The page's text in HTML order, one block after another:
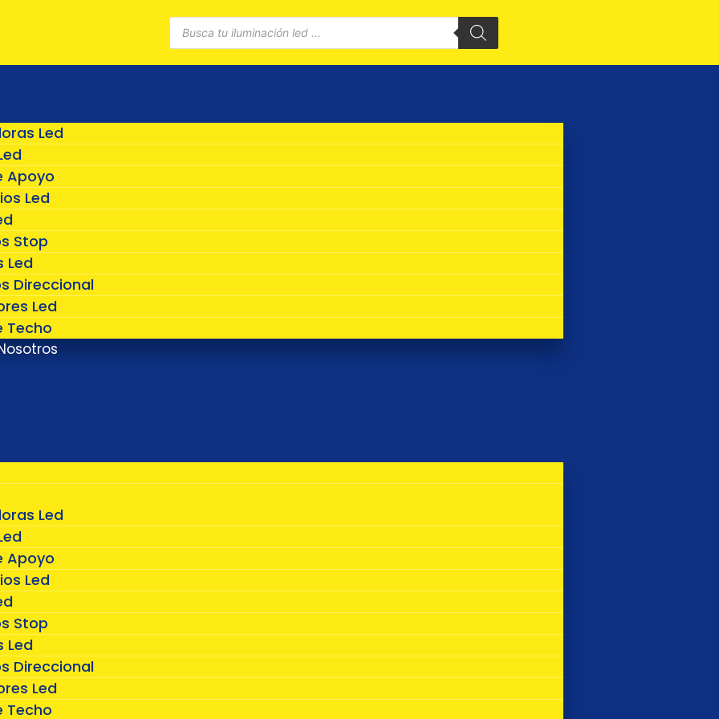
Búsqueda
de
productos
Led
Apoyo
Led
Stop
Led
Direccional
Led
Techo
Led
Apoyo
Led
Stop
Led
Direccional
Led
Techo